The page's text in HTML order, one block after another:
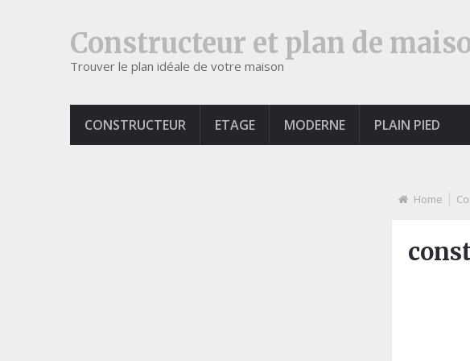
Constructeur et plan de
Trouver le plan idéale de votre maison
CONSTRUCTEUR ETAGE MODERNE PLAIN PIED
Home